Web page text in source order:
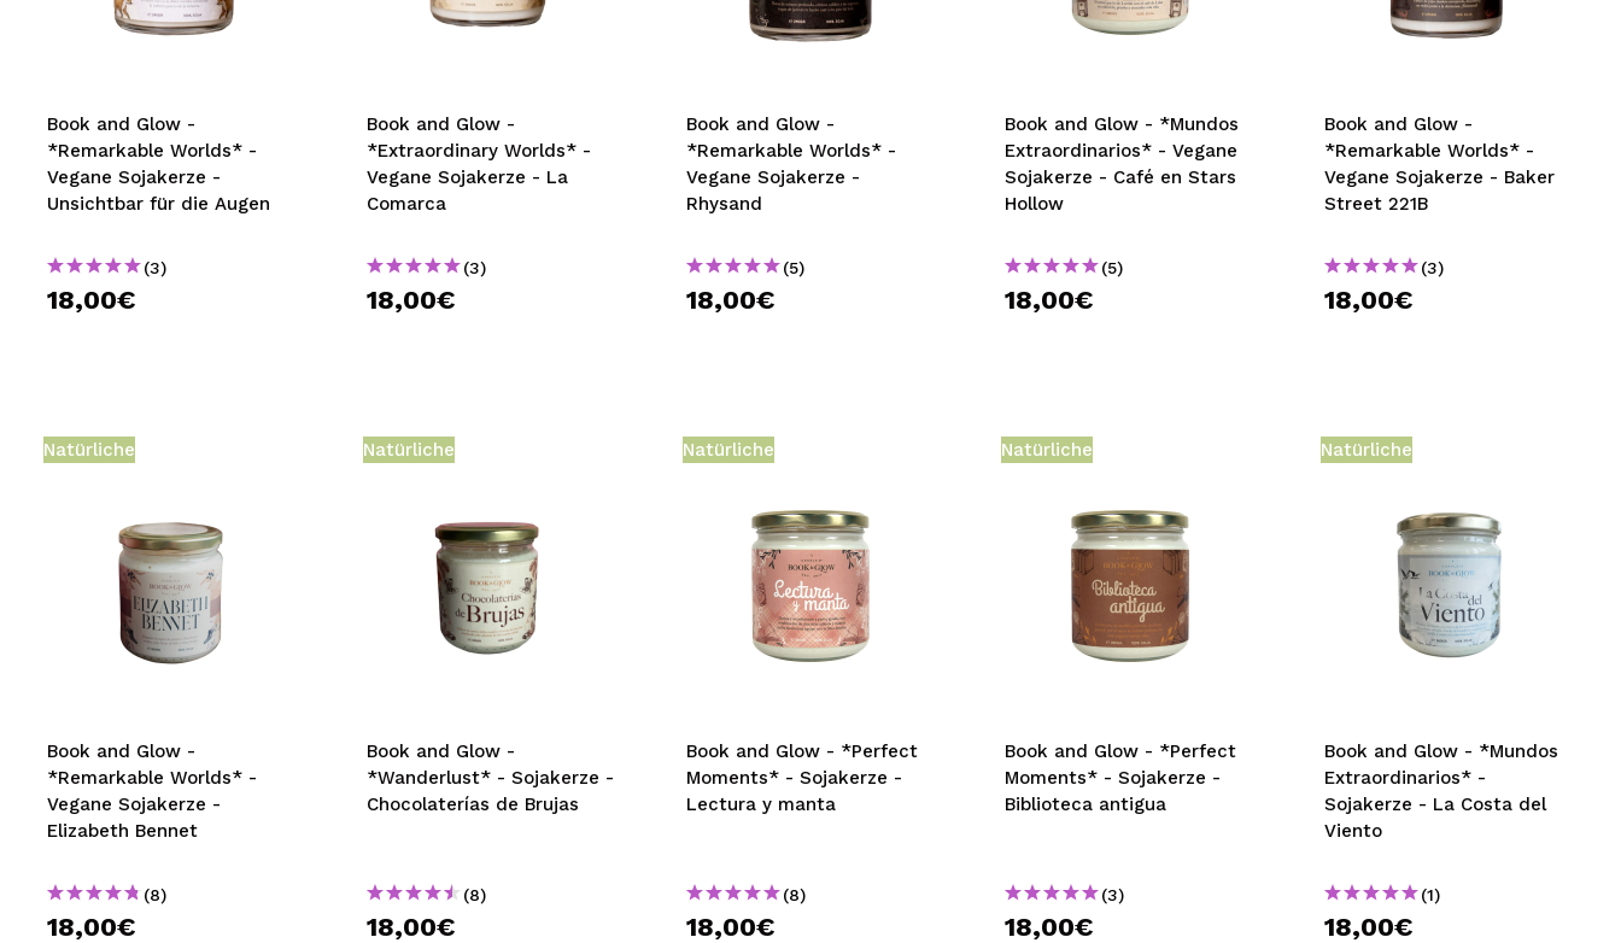
MAQUIFARMA
TRAVEL SIZE
NATURE
SPECIALS
OUTLET
BLOG
bisherigen Vorgänge einsehen.
BENUTZERKONTO ERSTELLEN
Book and Glow -
*Remarkable Worlds* -
Vegane Sojakerze -
Unsichtbar für die Augen
(3)
18,00€
Book and Glow -
*Extraordinary Worlds* -
Vegane Sojakerze - La
Comarca
(3)
18,00€
Book and Glow -
*Remarkable Worlds* -
Vegane Sojakerze -
Rhysand
(5)
18,00€
Book and Glow - *Mundos
Extraordinarios* - Vegane
Sojakerze - Café en Stars
Hollow
(5)
18,00€
Book and Glow -
*Remarkable Worlds* -
Vegane Sojakerze - Baker
Street 221B
(3)
18,00€
Natürliche
Book and Glow -
*Remarkable Worlds* -
Vegane Sojakerze -
Elizabeth Bennet
(8)
18,00€
Natürliche
Book and Glow -
*Wanderlust* - Sojakerze -
Chocolaterías de Brujas
(8)
18,00€
Natürliche
Book and Glow - *Perfect
Moments* - Sojakerze -
Lectura y manta
(8)
18,00€
Natürliche
Book and Glow - *Perfect
Moments* - Sojakerze -
Biblioteca antigua
(3)
18,00€
Natürliche
Book and Glow - *Mundos
Extraordinarios* -
Sojakerze - La Costa del
Viento
(1)
18,00€